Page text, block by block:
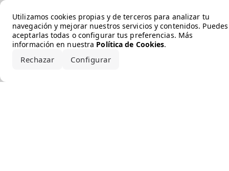
Utilizamos cookies propias y de terceros para analizar tu
navegación y mejorar nuestros servicios y contenidos. Puedes
aceptarlas todas o configurar tus preferencias. Más
información en nuestra Política de Cookies.
Rechazar Configurar
Error loading the brand